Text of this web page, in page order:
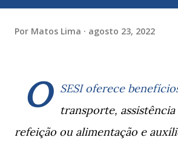
Por Matos Lima agosto 23, 2022
O
SESI oferece
transporte,
refeição ou alimentação e